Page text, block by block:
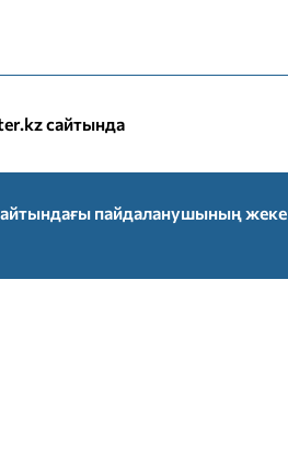
сайтында
пайдаланушының жеке